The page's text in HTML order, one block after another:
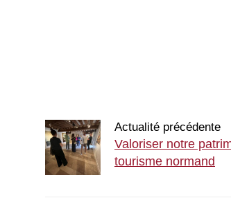
Actualité précédente
Valoriser notre
tourisme normand